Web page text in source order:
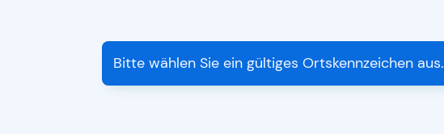
Bitte wählen Sie ein gültiges Ortskennzeichen aus.